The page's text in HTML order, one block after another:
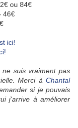
ou 84€
46€
ici!
suis vraiment pas
Merci à Chantal
si je pouvais
j'arrive à améliorer